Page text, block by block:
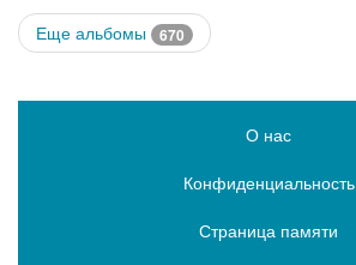
Еще альбомы 670
О нас
Конфиденциальность
Страница памяти